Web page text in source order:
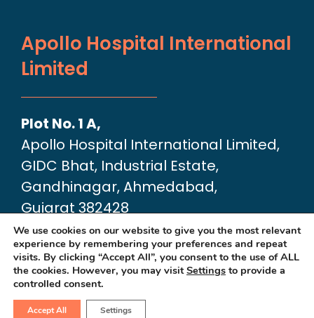
Apollo Hospital International
Limited
Plot No. 1 A,
Apollo Hospital International Limited,
GIDC Bhat, Industrial Estate,
Gandhinagar, Ahmedabad,
Gujarat 382428
Google Map link:
https://maps.app.goo.gl/
We use cookies on our website to give you the most relevant
experience by remembering your preferences and repeat
visits. By clicking “Accept All”, you consent to the use of ALL
the cookies. However, you may visitSettings to provide a
controlled consent.
Accept All Settings